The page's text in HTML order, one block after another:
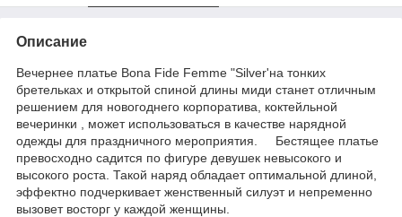
Описание
Вечернее платье Bona Fide Femmе "Silver'на тонких
бретельках и открытой спиной длины миди станет отличным
решением для новогоднего корпоратива, коктейльной
вечеринки , может использоваться в качестве нарядной
одежды для праздничного мероприятия.⠀⠀Бестящее платье
превосходно садится по фигуре девушек невысокого и
высокого роста. Такой наряд обладает оптимальной длиной,
эффектно подчеркивает женственный силуэт и непременно
вызовет восторг у каждой женщины.